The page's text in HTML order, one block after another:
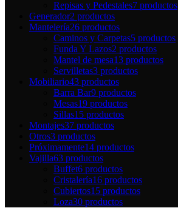
Repisas y Pedestales7 productos
Generador2 productos
Mantelería26 productos
Caminos y Carpetas5 productos
Funda Y Lazos2 productos
Mantel de mesa13 productos
Servilletas3 productos
Mobiliario43 productos
Barra Bar9 productos
Mesas19 productos
Sillas15 productos
Montajes37 productos
Otros3 productos
Próximamente14 productos
Vajilla63 productos
Buffet6 productos
Cristalería16 productos
Cubiertos15 productos
Loza30 productos